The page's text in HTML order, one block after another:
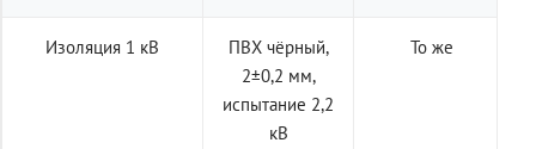
Изоляция 1 кВ
ПВХ чёрный,
2±0,2 мм,
испытание 2,2
кВ
То же